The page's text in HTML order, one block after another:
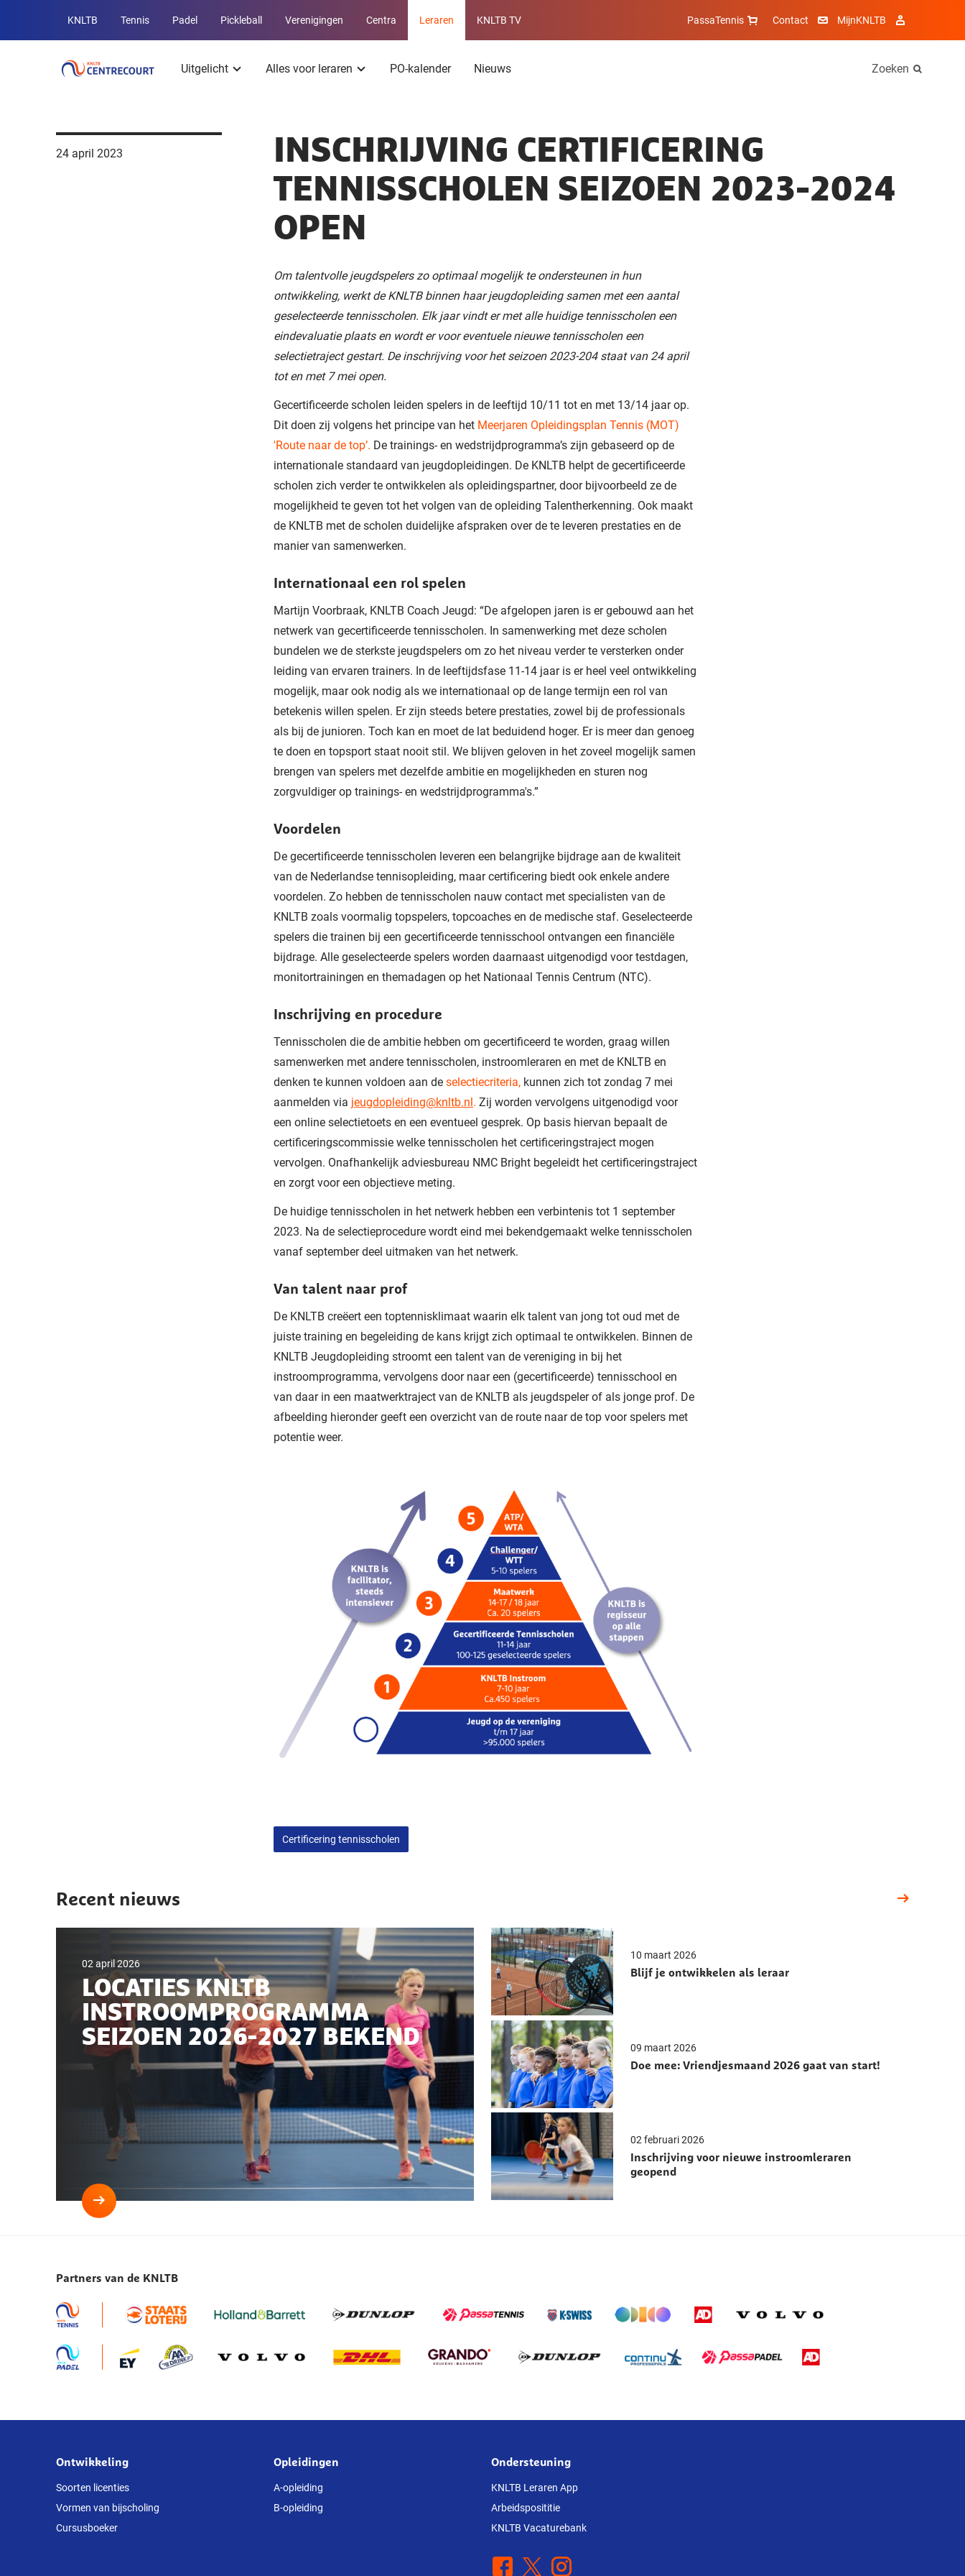
Overige
KNLTB
websites
KNLTB Tennis Padel Pickleball Verenigingen Centra Leraren KNLTB TV PassaTennis Contact MijnKNLTB
Uitgelicht Alles voor leraren PO-kalender Nieuws Zoeken
24 april 2023
INSCHRIJVING CERTIFICERING
TENNISSCHOLEN SEIZOEN 2023-2024
OPEN
Om talentvolle jeugdspelers zo optimaal mogelijk te ondersteunen in hun
ontwikkeling, werkt de KNLTB binnen haar jeugdopleiding samen met een aantal
geselecteerde tennisscholen. Elk jaar vindt er met alle huidige tennisscholen een
eindevaluatie plaats en wordt er voor eventuele nieuwe tennisscholen een
selectietraject gestart. De inschrijving voor het seizoen 2023-204 staat van 24 april
tot en met 7 mei open.
Gecertificeerde scholen leiden spelers in de leeftijd 10/11 tot en met 13/14 jaar op.
Dit doen zij volgens het principe van het Meerjaren Opleidingsplan Tennis (MOT)
'Route naar de top’. De trainings- en wedstrijdprogramma’s zijn gebaseerd op de
internationale standaard van jeugdopleidingen. De KNLTB helpt de gecertificeerde
scholen zich verder te ontwikkelen als opleidingspartner, door bijvoorbeeld ze de
mogelijkheid te geven tot het volgen van de opleiding Talentherkenning. Ook maakt
de KNLTB met de scholen duidelijke afspraken over de te leveren prestaties en de
manier van samenwerken.
Internationaal een rol spelen
Martijn Voorbraak, KNLTB Coach Jeugd: “De afgelopen jaren is er gebouwd aan het
netwerk van gecertificeerde tennisscholen. In samenwerking met deze scholen
bundelen we de sterkste jeugdspelers om zo het niveau verder te versterken onder
leiding van ervaren trainers. In de leeftijdsfase 11-14 jaar is er heel veel ontwikkeling
mogelijk, maar ook nodig als we internationaal op de lange termijn een rol van
betekenis willen spelen. Er zijn steeds betere prestaties, zowel bij de professionals
als bij de junioren. Toch kan en moet de lat beduidend hoger. Er is meer dan genoeg
te doen en topsport staat nooit stil. We blijven geloven in het zoveel mogelijk samen
brengen van spelers met dezelfde ambitie en mogelijkheden en sturen nog
zorgvuldiger op trainings- en wedstrijdprogramma's.”
Voordelen
De gecertificeerde tennisscholen leveren een belangrijke bijdrage aan de kwaliteit
van de Nederlandse tennisopleiding, maar certificering biedt ook enkele andere
voordelen. Zo hebben de tennisscholen nauw contact met specialisten van de
KNLTB zoals voormalig topspelers, topcoaches en de medische staf. Geselecteerde
spelers die trainen bij een gecertificeerde tennisschool ontvangen een financiële
bijdrage. Alle geselecteerde spelers worden daarnaast uitgenodigd voor testdagen,
monitortrainingen en themadagen op het Nationaal Tennis Centrum (NTC).
Inschrijving en procedure
Tennisscholen die de ambitie hebben om gecertificeerd te worden, graag willen
samenwerken met andere tennisscholen, instroomleraren en met de KNLTB en
denken te kunnen voldoen aan de selectiecriteria, kunnen zich tot zondag 7 mei
aanmelden via jeugdopleiding@knltb.nl. Zij worden vervolgens uitgenodigd voor
een online selectietoets en een eventueel gesprek. Op basis hiervan bepaalt de
certificeringscommissie welke tennisscholen het certificeringstraject mogen
vervolgen. Onafhankelijk adviesbureau NMC Bright begeleidt het certificeringstraject
en zorgt voor een objectieve meting.
De huidige tennisscholen in het netwerk hebben een verbintenis tot 1 september
2023. Na de selectieprocedure wordt eind mei bekendgemaakt welke tennisscholen
vanaf september deel uitmaken van het netwerk.
Van talent naar prof
De KNLTB creëert een toptennisklimaat waarin elk talent van jong tot oud met de
juiste training en begeleiding de kans krijgt zich optimaal te ontwikkelen. Binnen de
KNLTB Jeugdopleiding stroomt een talent van de vereniging in bij het
instroomprogramma, vervolgens door naar een (gecertificeerde) tennisschool en
van daar in een maatwerktraject van de KNLTB als jeugdspeler of als jonge prof. De
afbeelding hieronder geeft een overzicht van de route naar de top voor spelers met
potentie weer.
Certificering tennisscholen
Recent nieuws
02 april 2026
LOCATIES KNLTB
INSTROOMPROGRAMMA
SEIZOEN 2026-2027 BEKEND
Lees
instroomprogramma
2026-
2027
bekend
10 maart 2026
Blijf je ontwikkelen als leraar
09 maart 2026
Doe mee: Vriendjesmaand 2026 gaat van start!
02 februari 2026
Inschrijving voor nieuwe instroomleraren
geopend
Partners van de KNLTB
Over
deze
website
Ontwikkeling
Soorten licenties
Vormen van bijscholing
Cursusboeker
Opleidingen
A-opleiding
B-opleiding
Ondersteuning
KNLTB Leraren App
Arbeidsposititie
KNLTB Vacaturebank
Facebook
X Instagram